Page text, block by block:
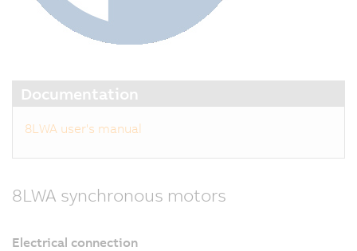
Documentation
8LWA user's manual
8LWA synchronous motors
Electrical connection